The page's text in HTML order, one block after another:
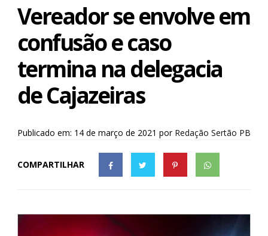
Vereador se envolve em
confusão e caso
termina na delegacia
de Cajazeiras
Publicado em: 14 de março de 2021 por Redação Sertão PB
COMPARTILHAR